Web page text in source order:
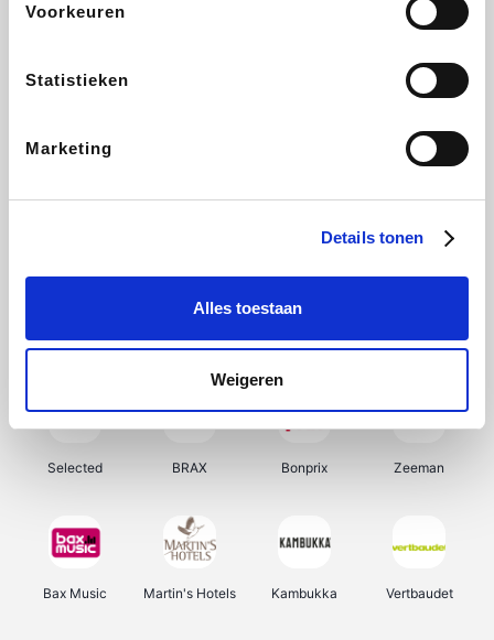
Voorkeuren
Statistieken
Marketing
Details tonen
Alles toestaan
Weigeren
CheapTickets.be DeubaXXL
Samsung My Jewellery Delonghi Tennis Point
Selected BRAX Bonprix Zeeman
Bax Music Martin's Hotels Kambukka Vertbaudet